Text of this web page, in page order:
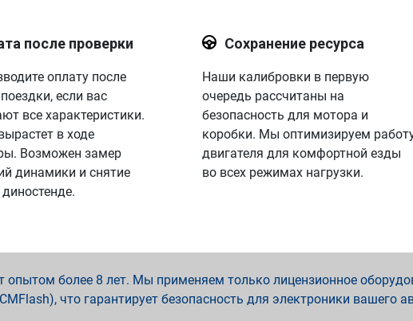
после проверки
оплату после
если вас
все характеристики.
в ходе
Возможен замер
динамики и снятие
Сохранение ресурса
Наши калибровки в первую
очередь рассчитаны на
безопасность для мотора и
коробки. Мы оптимизируем
двигателя для комфортной езды
во всех режимах нагрузки.
более 8 лет. Мы применяем только лицензионное
что гарантирует безопасность для электроники вашего